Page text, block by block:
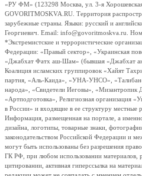
«РУ ФМ» (123298 Москва, ул. 3-я
GOVORITMOSKVA.RU. Территория
зарубежные страны. Языки: русский и
Георгиевич. Email: info@govoritmoskva.ru.
*Экстремистские и террористические
Федерации: «Правый сектор», «Украинская
«Джабхат Фатх аш-Шам» (бывшая «Джабхат
Коалиция исламских группировок «Хайят
партия, «Аль-Каида», «УНА-УНСО»,
народа», «Свидетели Иеговы», «Мизантропик
«Артподготовка», Религиозная организация
в России» и входящие в ее структуру местные
Информация, размещенная на портале, а
дизайна, логотипы, товарные знаки,
законодательством Российской Федерации и
могут быть использованы без разрешения
ГК РФ, при любом использовании материалов,
цитировании, активная гиперссылка на